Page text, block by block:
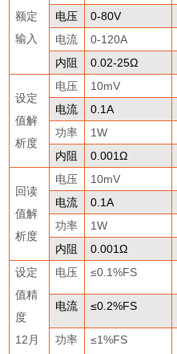
额定
输入
电压
0-80V
电流
0-120A
内阻
0.02-25Ω
设定
值解
析度
电压 10mV
电流
0.1A
功率
1W
内阻
0.001Ω
回读
值解
析度
电压 10mV
电流
0.1A
功率
1W
内阻
0.001Ω
设定
值精
度
12 月
电压 ≤0.1%FS
电流 ≤0.2%FS
功率 ≤1%FS